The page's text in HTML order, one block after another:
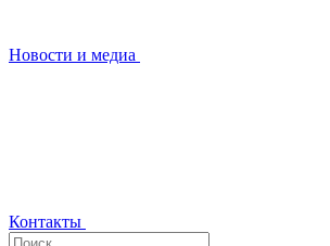
Новости и медиа
Контакты